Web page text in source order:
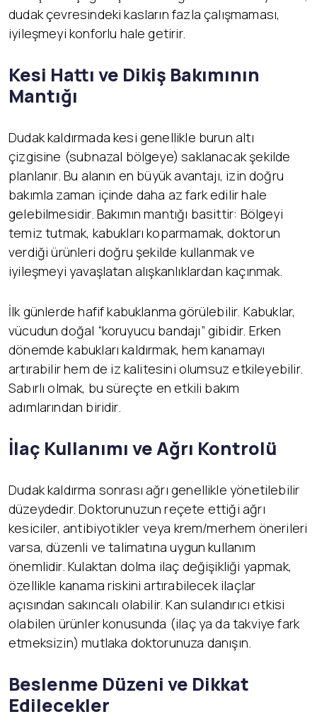
dudak çevresindeki kasların fazla çalışmaması,
iyileşmeyi konforlu hale getirir.
Kesi Hattı ve Dikiş Bakımının
Mantığı
Dudak kaldırmada kesi genellikle burun altı
çizgisine (subnazal bölgeye) saklanacak şekilde
planlanır. Bu alanın en büyük avantajı, izin doğru
bakımla zaman içinde daha az fark edilir hale
gelebilmesidir. Bakımın mantığı basittir: Bölgeyi
temiz tutmak, kabukları koparmamak, doktorun
verdiği ürünleri doğru şekilde kullanmak ve
iyileşmeyi yavaşlatan alışkanlıklardan kaçınmak.
İlk günlerde hafif kabuklanma görülebilir. Kabuklar,
vücudun doğal “koruyucu bandajı” gibidir. Erken
dönemde kabukları kaldırmak, hem kanamayı
artırabilir hem de iz kalitesini olumsuz etkileyebilir.
Sabırlı olmak, bu süreçte en etkili bakım
adımlarından biridir.
İlaç Kullanımı ve Ağrı Kontrolü
Dudak kaldırma sonrası ağrı genellikle yönetilebilir
düzeydedir. Doktorunuzun reçete ettiği ağrı
kesiciler, antibiyotikler veya krem/merhem önerileri
varsa, düzenli ve talimatına uygun kullanım
önemlidir. Kulaktan dolma ilaç değişikliği yapmak,
özellikle kanama riskini artırabilecek ilaçlar
açısından sakıncalı olabilir. Kan sulandırıcı etkisi
olabilen ürünler konusunda (ilaç ya da takviye fark
etmeksizin) mutlaka doktorunuza danışın.
Beslenme Düzeni ve Dikkat
Edilecekler